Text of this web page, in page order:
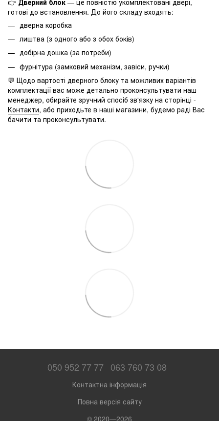
готові до встановлення. До його складу входять:
дверна коробка
лиштва (з одного або з обох боків)
добірна дошка (за потреби)
фурнітура (замковий механізм, завіси, ручки)
💬 Щодо вартості дверного блоку та можливих варіантів
комплектації вас може детально проконсультувати наш
менеджер, обирайте зручний спосіб зв'язку на сторінці -
Контакти, або приходьте в наші магазини, будемо раді Вас
бачити та проконсультувати.
050 952 77 77 063 760 73 08
Контактна інформація
Повна версія сайту
© 2020—2026